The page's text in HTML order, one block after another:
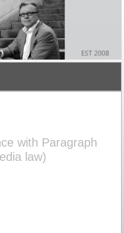
with Paragraph
law)